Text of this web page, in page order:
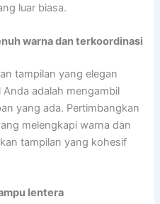
luar biasa.
warna dan terkoordinasi
tampilan yang elegan
adalah mengambil
yang ada. Pertimbangkan
melengkapi warna dan
tampilan yang kohesif
lentera